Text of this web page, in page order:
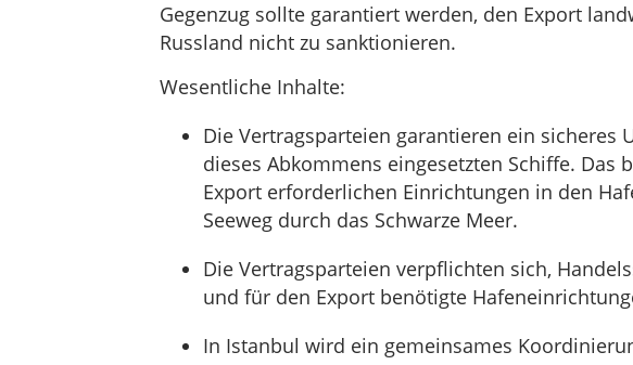
Gegenzug sollte garantiert werden, den Export
Russland nicht zu sanktionieren.
Wesentliche Inhalte:
Die Vertragsparteien garantieren ein sicheres
dieses Abkommens eingesetzten Schiffe. Das
Export erforderlichen Einrichtungen in den
Seeweg durch das Schwarze Meer.
Die Vertragsparteien verpflichten sich,
und für den Export benötigte
In Istanbul wird ein gemeinsames